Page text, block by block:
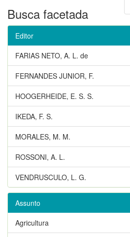
Busca facetada
Editor
FARIAS NETO, A. L. de
FERNANDES JUNIOR, F.
HOOGERHEIDE, E. S. S.
IKEDA, F. S.
MORALES, M. M.
ROSSONI, A. L.
VENDRUSCULO, L. G.
Assunto
Agricultura